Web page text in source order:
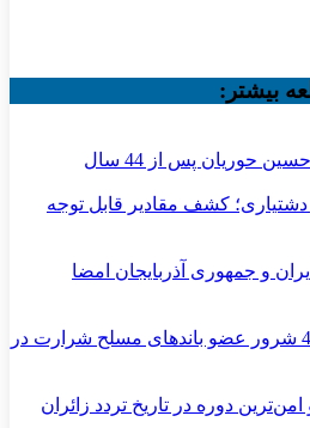
بیشتر:
حوریان پس از 44 سال
دشتیاری؛ کشف مقادیر قابل توجه
و جمهوری آذربایجان امضا
بازداشت 21مزدور موساد و 4 شرور عضو باندهای مسلح شرارت در